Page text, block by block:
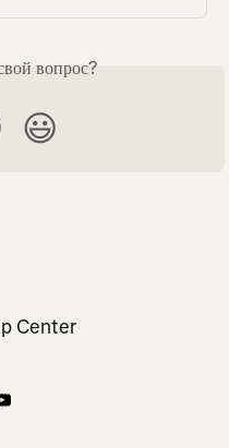
вопрос?
😃